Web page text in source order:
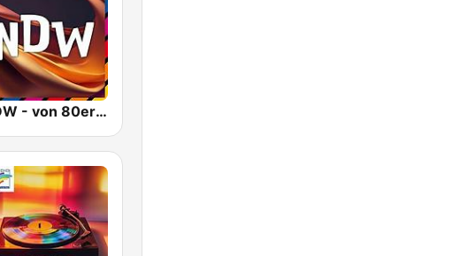
NDW - von 80er 90er OLDIE ANTENNE